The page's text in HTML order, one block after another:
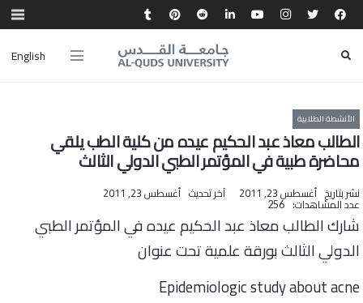
English
الأنشطة الطلابية
الطالب معاذ عبد الحكيم عيده من كلية الطب يلقي
محاضرة طبية في المؤتمر الطبي الدولي الثالث
نشر بتاريخ أغسطس 23, 2011 آخر تحديث أغسطس 23, 2011
عدد المشاهدات: 256
شارك الطالب معاذ عبد الحكيم عيده في المؤتمر الطبي
الدولي الثالث بورقة علمية تحت عنوان
Epidemiologic study about acne